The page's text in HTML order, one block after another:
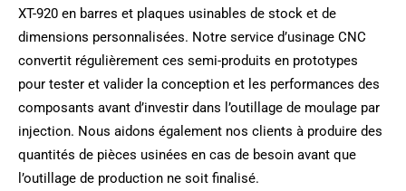
XT-920 en barres et plaques usinables de stock et de
dimensions personnalisées. Notre service d’usinage CNC
convertit régulièrement ces semi-produits en prototypes
pour tester et valider la conception et les performances des
composants avant d’investir dans l’outillage de moulage par
injection. Nous aidons également nos clients à produire des
quantités de pièces usinées en cas de besoin avant que
l’outillage de production ne soit finalisé.